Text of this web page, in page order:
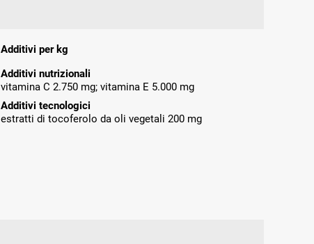
Additivi per kg
Additivi nutrizionali
vitamina C 2.750 mg; vitamina E 5.000 mg
Additivi tecnologici
estratti di tocoferolo da oli vegetali 200 mg